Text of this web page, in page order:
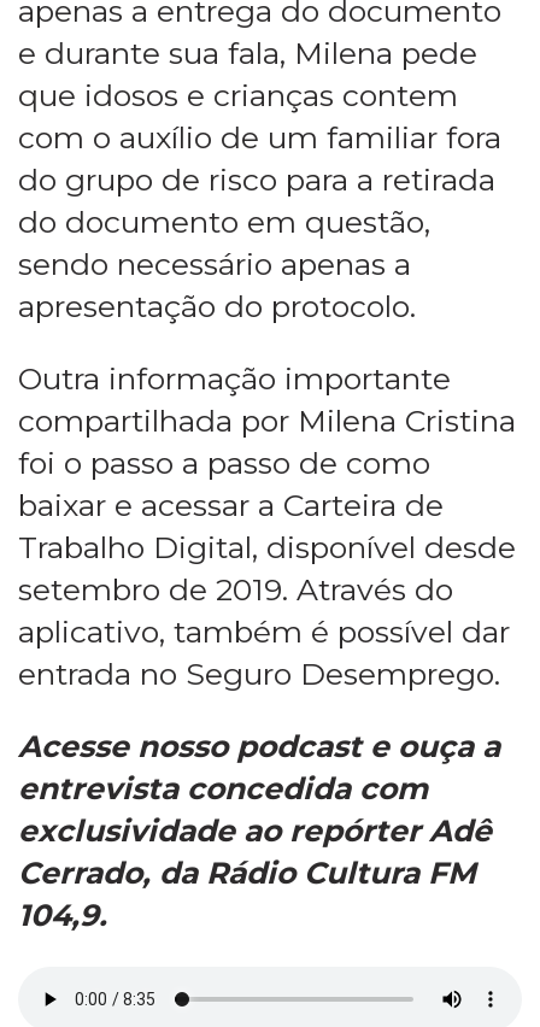
apenas a entrega do documento
e durante sua fala, Milena pede
que idosos e crianças contem
com o auxílio de um familiar fora
do grupo de risco para a retirada
do documento em questão,
sendo necessário apenas a
apresentação do protocolo.
Outra informação importante
compartilhada por Milena Cristina
foi o passo a passo de como
baixar e acessar a Carteira de
Trabalho Digital, disponível desde
setembro de 2019. Através do
aplicativo, também é possível dar
entrada no Seguro Desemprego.
Acesse nosso podcast e ouça a
entrevista concedida com
exclusividade ao repórter Adê
Cerrado, da Rádio Cultura FM
104,9.